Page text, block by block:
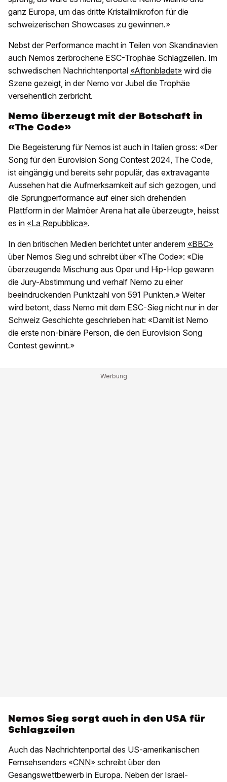
ganz Europa, um das dritte Kristallmikrofon für die
schweizerischen Showcases zu gewinnen.»
Nebst der Performance macht in Teilen von Skandinavien
auch Nemos zerbrochene ESC-Trophäe Schlagzeilen. Im
schwedischen Nachrichtenportal «Aftonbladet» wird die
Szene gezeigt, in der Nemo vor Jubel die Trophäe
versehentlich zerbricht.
Nemo überzeugt mit der Botschaft in
«The Code»
Die Begeisterung für Nemos ist auch in Italien gross: «Der
Song für den Eurovision Song Contest 2024, The Code,
ist eingängig und bereits sehr populär, das extravagante
Aussehen hat die Aufmerksamkeit auf sich gezogen, und
die Sprungperformance auf einer sich drehenden
Plattform in der Malmöer Arena hat alle überzeugt», heisst
es in «La Repubblica».
In den britischen Medien berichtet unter anderem «BBC»
über Nemos Sieg und schreibt über «The Code»: «Die
überzeugende Mischung aus Oper und Hip-Hop gewann
die Jury-Abstimmung und verhalf Nemo zu einer
beeindruckenden Punktzahl von 591 Punkten.» Weiter
wird betont, dass Nemo mit dem ESC-Sieg nicht nur in der
Schweiz Geschichte geschrieben hat: «Damit ist Nemo
die erste non-binäre Person, die den Eurovision Song
Contest gewinnt.»
Nemos Sieg sorgt auch in den USA für
Schlagzeilen
Auch das Nachrichtenportal des US-amerikanischen
Fernsehsenders «CNN» schreibt über den
Gesangswettbewerb in Europa. Neben der Israel-